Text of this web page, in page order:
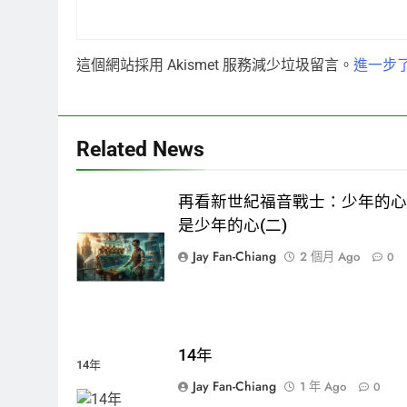
這個網站採用 Akismet 服務減少垃圾留言。 進一步
Related News
再看新世紀福音戰士：少年的
是少年的心(二)
Jay Fan-Chiang
2 個月 Ago 0
14年
14年
Jay Fan-Chiang
1 年 Ago 0